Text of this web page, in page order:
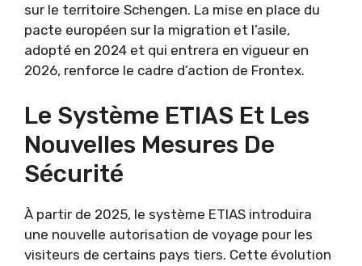
sur le territoire Schengen. La mise en place du
pacte européen sur la migration et l’asile,
adopté en 2024 et qui entrera en vigueur en
2026, renforce le cadre d’action de Frontex.
Le Système ETIAS Et Les
Nouvelles Mesures De
Sécurité
À partir de 2025, le système ETIAS introduira
une nouvelle autorisation de voyage pour les
visiteurs de certains pays tiers. Cette évolution